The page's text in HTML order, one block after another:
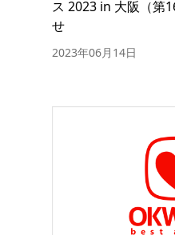
ス 2023 in 大阪（第
せ
2023年06月14日